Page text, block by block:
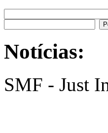
Notícias:
SMF - Just